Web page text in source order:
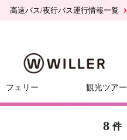
高速バス/夜行バス運行情報一覧
フェリー 観光ツアー
8 件